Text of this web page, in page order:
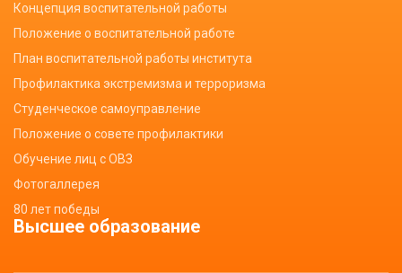
Концепция воспитательной работы
Положение о воспитательной работе
План воспитательной работы института
Профилактика экстремизма и терроризма
Студенческое самоуправление
Положение о совете профилактики
Обучение лиц с ОВЗ
Фотогаллерея
80 лет победы
Высшее образование